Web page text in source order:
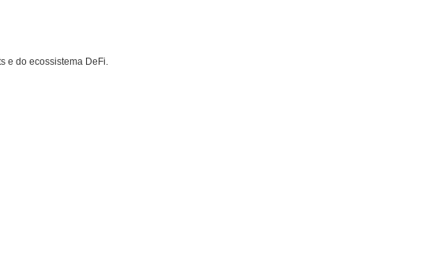
e do ecossistema DeFi.